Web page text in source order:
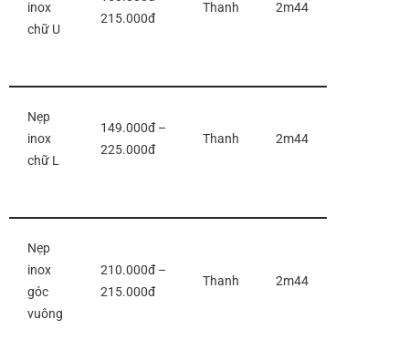
inox
chữ U
215.000đ
Thanh 2m44
Nẹp
inox
chữ L
149.000đ –
225.000đ
Thanh 2m44
Nẹp
inox
góc
vuông
210.000đ –
215.000đ
Thanh 2m44